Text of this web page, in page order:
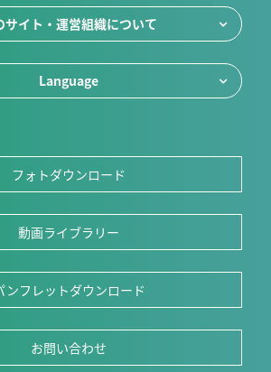
サイト・運営組織について
Language
フォトダウンロード
動画ライブラリー
ンフレットダウンロード
お問い合わせ